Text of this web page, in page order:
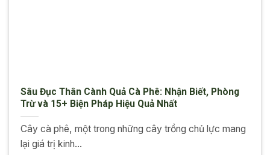
Sâu Đục Thân Cành Quả Cà Phê: Nhận Biết, Phòng
Trừ và 15+ Biện Pháp Hiệu Quả Nhất
Cây cà phê, một trong những cây trồng chủ lực mang
lại giá trị kinh...